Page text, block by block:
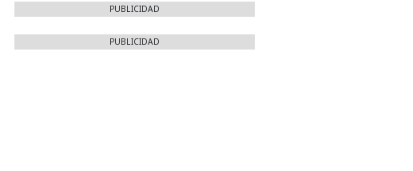
PUBLICIDAD
PUBLICIDAD